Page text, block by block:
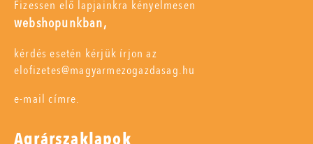
Fizessen elő lapjainkra kényelmesen
webshopunkban,
kérdés esetén kérjük írjon az
elofizetes@magyarmezogazdasag.hu
e-mail címre.